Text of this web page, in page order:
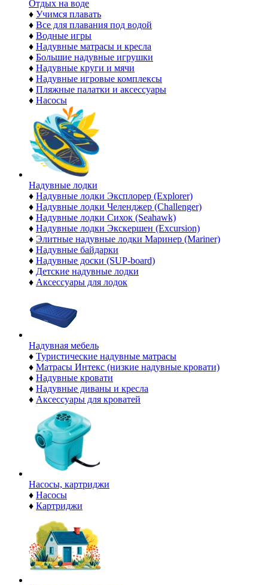
Отдых на воде
♦ Учимся плавать
♦ Все для плавания под водой
♦ Водные игры
♦ Надувные матрасы и кресла
♦ Большие надувные игрушки
♦ Надувные круги и мячи
♦ Надувные игровые комплексы
♦ Пляжные палатки и аксессуары
♦ Насосы
Надувные лодки
♦ Надувные лодки Эксплорер (Explorer)
♦ Надувные лодки Челенджер (Challenger)
♦ Надувные лодки Сихок (Seahawk)
♦ Надувные лодки Экскершен (Excursion)
♦ Элитные надувные лодки Маринер (Mariner)
♦ Надувные байдарки
♦ Надувные доски (SUP-board)
♦ Детские надувные лодки
♦ Аксессуары для лодок
Надувная мебель
♦ Туристические надувные матрасы
♦ Матрасы Интекс (низкие надувные кровати)
♦ Надувные кровати
♦ Надувные диваны и кресла
♦ Аксессуары для кроватей
Насосы, картриджи
♦ Насосы
♦ Картриджи